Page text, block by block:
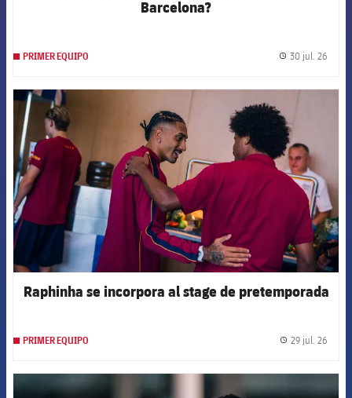
Barcelona?
PRIMER EQUIPO 30 jul. 26
Raphinha se incorpora al stage de pretemporada
PRIMER EQUIPO 29 jul. 26